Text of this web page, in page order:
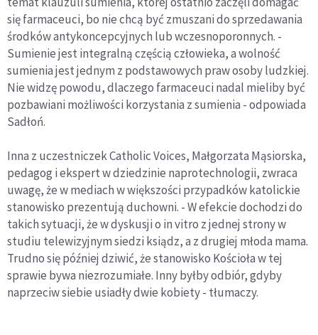
się farmaceuci, bo nie chcą być zmuszani do sprzedawania
środków antykoncepcyjnych lub wczesnoporonnych. -
Sumienie jest integralną częścią człowieka, a wolność
sumienia jest jednym z podstawowych praw osoby ludzkiej.
Nie widzę powodu, dlaczego farmaceuci nadal mieliby być
pozbawiani możliwości korzystania z sumienia - odpowiada
Sadłoń.
Inna z uczestniczek Catholic Voices, Małgorzata Mąsiorska,
pedagog i ekspert w dziedzinie naprotechnologii, zwraca
uwagę, że w mediach w większości przypadków katolickie
stanowisko prezentują duchowni. - W efekcie dochodzi do
takich sytuacji, że w dyskusji o in vitro z jednej strony w
studiu telewizyjnym siedzi ksiądz, a z drugiej młoda mama.
Trudno się później dziwić, że stanowisko Kościoła w tej
sprawie bywa niezrozumiałe. Inny byłby odbiór, gdyby
naprzeciw siebie usiadły dwie kobiety - tłumaczy.